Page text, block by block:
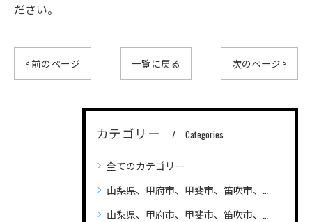
ださい。
< 前のページ 一覧に戻る 次のページ >
カテゴリー Categories
全てのカテゴリー
山梨県、甲府市、甲斐市、笛吹市、昭和町、
山梨県、甲府市、甲斐市、笛吹市、昭和町、自動車（普通車、軽自動車、ハイブリッド車）の車検、整備、修理なら笛吹市のLandAuto（ランドオート）へご相談ください 安い